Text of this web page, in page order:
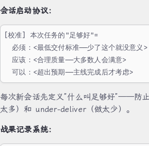
会话启动协议：
[校准] 本次任务的"足够好"=
  必须：<最低交付标准——少了这个就没意义>
  应该：<合理质量——大多数人会满意>
  可以：<超出预期——主线完成后才考虑>
每次新会话先定义”什么叫足够好”——防
太多）和 under-deliver（做太少）。
战果记录系统：